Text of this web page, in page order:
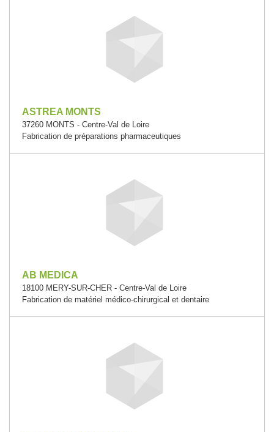
ASTREA MONTS
37260 MONTS - Centre-Val de Loire
Fabrication de préparations pharmaceutiques
AB MEDICA
18100 MERY-SUR-CHER - Centre-Val de Loire
Fabrication de matériel médico-chirurgical et dentaire